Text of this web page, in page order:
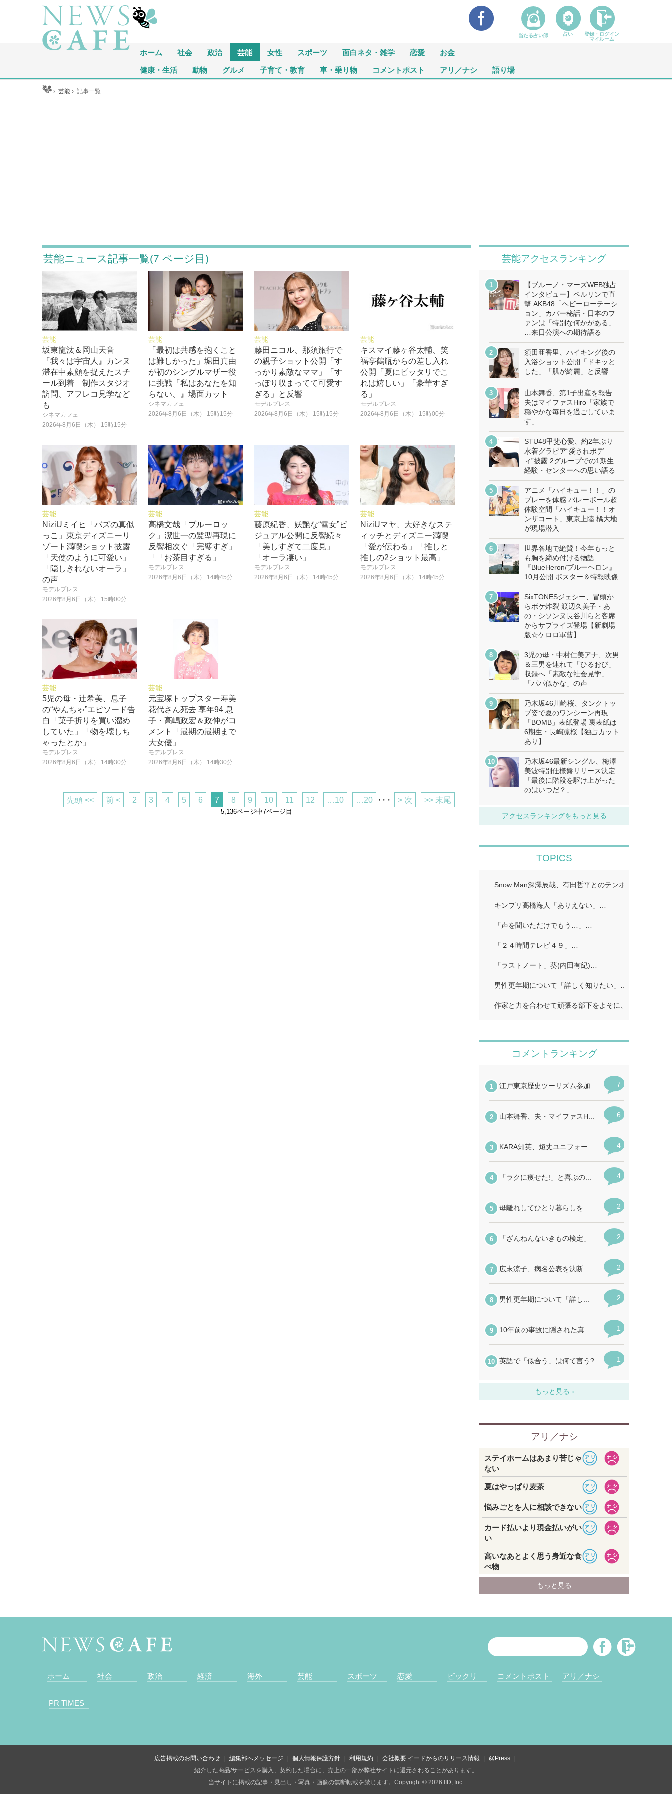
ホーム 社会 政治 芸能 女性 スポーツ 面白ネタ・雑学 恋愛 お金
健康・生活 動物 グルメ 子育て・教育 車・乗り物 コメントポスト アリ／ナシ 語り場
ホーム ›芸能 ›記事一覧
芸能ニュース記事一覧(7 ページ目)
芸能
坂東龍汰＆岡山天音
『我々は宇宙人』カンヌ
滞在中素顔を捉えたスチ
ール到着 制作スタジオ
訪問、アフレコ見学など
も
シネマカフェ
2026年8月6日（木） 15時15分
芸能
「最初は共感を抱くこと
は難しかった」堀田真由
が初のシングルマザー役
に挑戦『私はあなたを知
らない、』場面カット
シネマカフェ
2026年8月6日（木） 15時15分
芸能
藤田ニコル、那須旅行で
の親子ショット公開「す
っかり素敵なママ」「す
っぽり収まってて可愛す
ぎる」と反響
モデルプレス
2026年8月6日（木） 15時15分
芸能
キスマイ藤ヶ谷太輔、笑
福亭鶴瓶からの差し入れ
公開「夏にピッタリでこ
れは嬉しい」「豪華すぎ
る」
モデルプレス
2026年8月6日（木） 15時00分
芸能
NiziUミイヒ「バズの真似
っこ」東京ディズニーリ
ゾート満喫ショット披露
「天使のように可愛い」
「隠しきれないオーラ」
の声
モデルプレス
2026年8月6日（木） 15時00分
芸能
高橋文哉「ブルーロッ
ク」潔世一の髪型再現に
反響相次ぐ「完璧すぎ」
「「お茶目すぎる」
モデルプレス
2026年8月6日（木） 14時45分
芸能
藤原紀香、妖艶な“雪女”ビ
ジュアル公開に反響続々
「美しすぎて二度見」
「オーラ凄い」
モデルプレス
2026年8月6日（木） 14時45分
芸能
NiziUマヤ、大好きなステ
ィッチとディズニー満喫
「愛が伝わる」「推しと
推しの2ショット最高」
モデルプレス
2026年8月6日（木） 14時45分
芸能
5児の母・辻希美、息子
の“やんちゃ”エピソード告
白「菓子折りを買い溜め
していた」「物を壊しち
ゃったとか」
モデルプレス
2026年8月6日（木） 14時30分
芸能
元宝塚トップスター寿美
花代さん死去 享年94 息
子・高嶋政宏＆政伸がコ
メント「最期の最期まで
大女優」
モデルプレス
2026年8月6日（木） 14時30分
先頭 << 前 < 2 3 4 5 6 7 8 9 10 11 12 …10 …20 ・・・ > 次 >> 末尾
5,136ページ中7ページ目
芸能アクセスランキング
【ブルーノ・マーズWEB独占
インタビュー】ベルリンで直
撃 AKB48「ヘビーローテーシ
ョン」カバー秘話・日本のフ
ァンは「特別な何かがある」
…来日公演への期待語る
須田亜香里、ハイキング後の
入浴ショット公開「ドキッと
した」「肌が綺麗」と反響
山本舞香、第1子出産を報告
夫はマイファスHiro「家族で
穏やかな毎日を過ごしていま
す」
STU48甲斐心愛、約2年ぶり
水着グラビア“愛されボデ
ィ”披露 2グループでの1期生
経験・センターへの思い語る
アニメ「ハイキュー！！」の
プレーを体感 バレーボール超
体験空間「ハイキュー！！オ
ンザコート」東京上陸 橘大地
が現場潜入
世界各地で絶賛！今年もっと
も胸を締め付ける物語…
『BlueHeron/ブルーヘロン』
10月公開 ポスター＆特報映像
SixTONESジェシー、冒頭か
らボケ炸裂 渡辺久美子・あ
の・シソンヌ長谷川らと客席
からサプライズ登場【新劇場
版☆ケロロ軍曹】
3児の母・中村仁美アナ、次男
＆三男を連れて「ひるおび」
収録へ「素敵な社会見学」
「パパ似かな」の声
乃木坂46川崎桜、タンクトッ
プ姿で夏のワンシーン再現
「BOMB」表紙登場 裏表紙は
6期生・長嶋凛桜【独占カット
あり】
乃木坂46最新シングル、梅澤
美波特別仕様盤リリース決定
「最後に階段を駆け上がった
のはいつだ？」
アクセスランキングをもっと見る
TOPICS
Snow Man深澤辰哉、有田哲平とのテンポに手応え “ア
キンプリ高橋海人「ありえない」…
「声を聞いただけでもう…」…
「２４時間テレビ４９」…
「ラストノート」葵(内田有紀)…
男性更年期について「詳しく知りたい」…
作家と力を合わせて頑張る部下をよそに、上司は陰で
ホーム 社会 政治 経済 海外 芸能 スポーツ 恋愛 ビックリ コメントポスト アリ／ナシ
PR TIMES
広告掲載のお問い合わせ 編集部へメッセージ 個人情報保護方針 利用規約 会社概要 イードからのリリース情報
@Press
紹介した商品/サービスを購入、契約した場合に、売上の一部が弊社サイトに還元されることがあります。
当サイトに掲載の記事・見出し・写真・画像の無断転載を禁じます。Copyright © 2026 IID, Inc.
当たる占い師 占い
登録・ログイン
マイルーム